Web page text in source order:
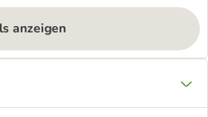
anzeigen